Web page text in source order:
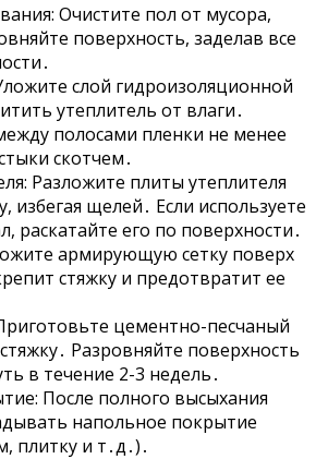
Очистите пол от мусора,
поверхность, заделав все
слой гидроизоляционной
утеплитель от влаги․
полосами пленки не менее
скотчем․
Разложите плиты утеплителя
избегая щелей․ Если используете
раскатайте его по поверхности․
армирующую сетку поверх
стяжку и предотвратит ее
цементно-песчаный
Разровняйте поверхность
в течение 2-3 недель․
После полного высыхания
напольное покрытие
плитку и т․д․)․